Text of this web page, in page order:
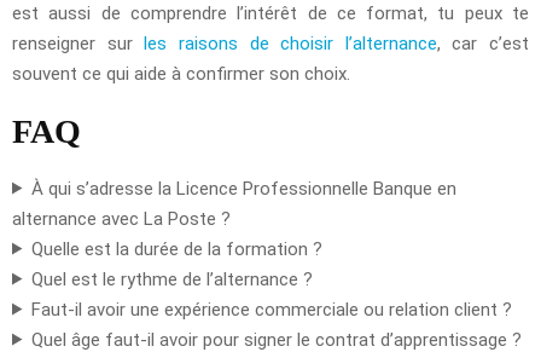
est aussi de comprendre l’intérêt de ce format, tu peux te
renseigner surles raisons de choisir l’alternance, car c’est
souvent ce qui aide à confirmer son choix.
FAQ
À qui s’adresse la Licence Professionnelle Banque en
alternance avec La Poste ?
Quelle est la durée de la formation ?
Quel est le rythme de l’alternance ?
Faut-il avoir une expérience commerciale ou relation client ?
Quel âge faut-il avoir pour signer le contrat d’apprentissage ?